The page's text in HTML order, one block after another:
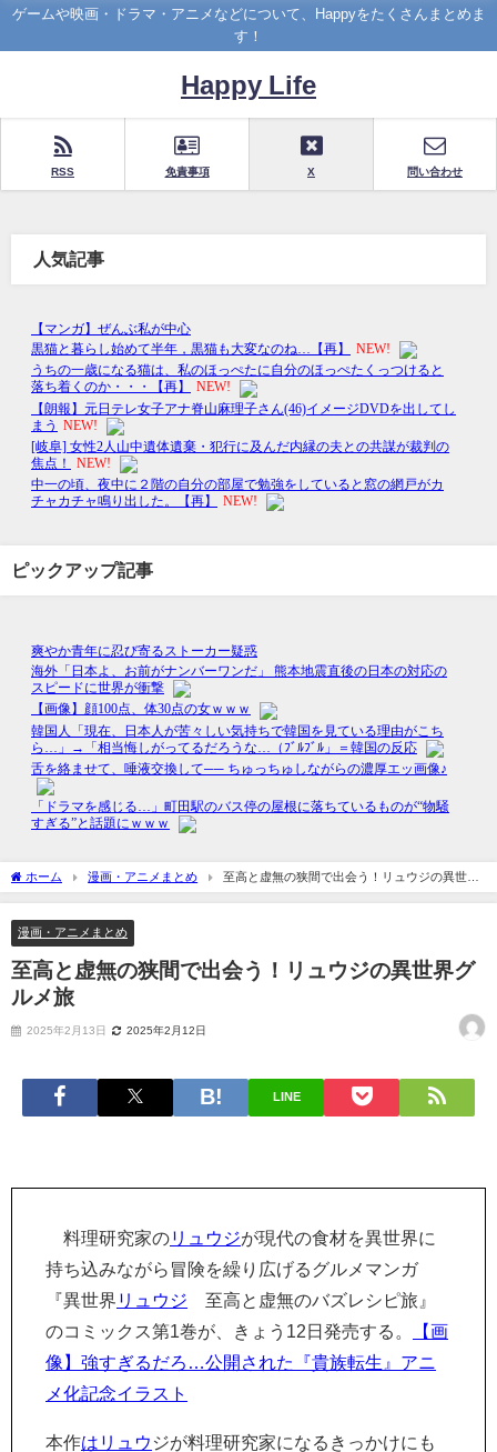
ゲームや映画・ドラマ・アニメなどについて、Happyをたくさんまとめま
す！
Happy Life
RSS 免責事項 X 問い合わせ
人気記事
ピックアップ記事
ホーム 漫画・アニメまとめ
至高と虚無の狭間で出会う！リュウジの異世界
グルメ旅
漫画・アニメまとめ
至高と虚無の狭間で出会う！リュウジの異世界グ
ルメ旅
2025年2月13日 2025年2月12日
LINE
料理研究家のリュウジが現代の食材を異世界に
持ち込みながら冒険を繰り広げるグルメマンガ
『異世界 リュウジ 至高と虚無のバズレシピ旅』
のコミックス第1巻が、きょう12日発売する。
【画
像】強すぎるだろ…公開された『貴族転生』アニ
メ化記念イラスト
本作はリュウ ジが料理研究家になるきっかけにも